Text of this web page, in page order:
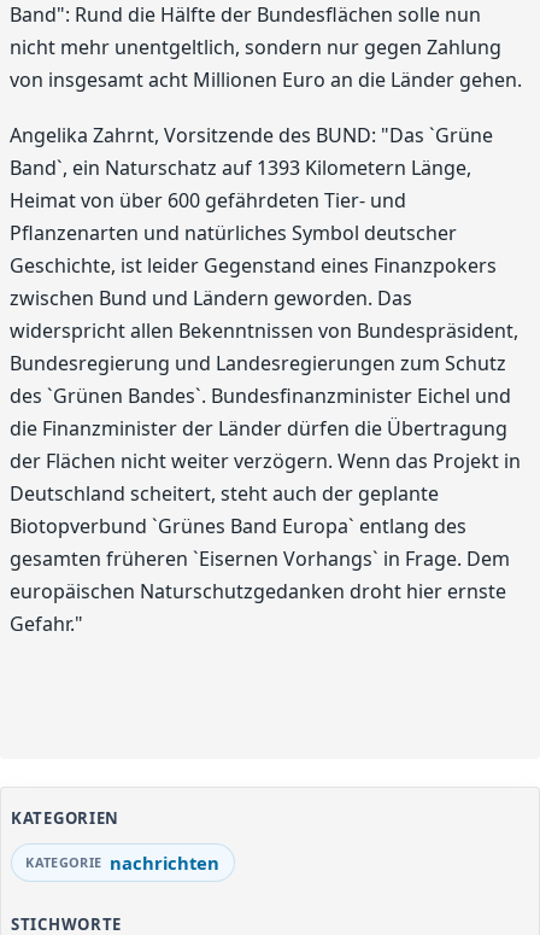
Band": Rund die Hälfte der Bundesflächen solle nun
nicht mehr unentgeltlich, sondern nur gegen Zahlung
von insgesamt acht Millionen Euro an die Länder gehen.
Angelika Zahrnt, Vorsitzende des BUND: "Das `Grüne
Band`, ein Naturschatz auf 1393 Kilometern Länge,
Heimat von über 600 gefährdeten Tier- und
Pflanzenarten und natürliches Symbol deutscher
Geschichte, ist leider Gegenstand eines Finanzpokers
zwischen Bund und Ländern geworden. Das
widerspricht allen Bekenntnissen von Bundespräsident,
Bundesregierung und Landesregierungen zum Schutz
des `Grünen Bandes`. Bundesfinanzminister Eichel und
die Finanzminister der Länder dürfen die Übertragung
der Flächen nicht weiter verzögern. Wenn das Projekt in
Deutschland scheitert, steht auch der geplante
Biotopverbund `Grünes Band Europa` entlang des
gesamten früheren `Eisernen Vorhangs` in Frage. Dem
europäischen Naturschutzgedanken droht hier ernste
Gefahr."
KATEGORIEN
nachrichten
STICHWORTE